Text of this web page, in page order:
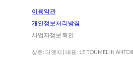
이용약관
개인정보처리방침
사업자정보확인
상호: 디엣지 | 대표: LE TOUMELIN